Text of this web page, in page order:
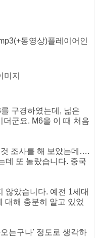
동영상)플레이어인
구경하였는데, 넓은
군요. M6을 이 때 처음
조사를 해 보았는데….
데 또 놀랐습니다. 중국
않았습니다. 예전 1세대
대해 충분히 알고 있었
는구나' 정도로 생각하